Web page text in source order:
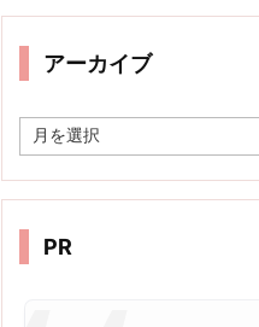
アーカイブ
ー
イ
PR